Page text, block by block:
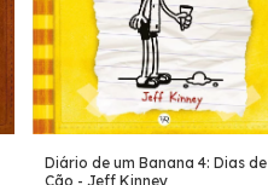
Diário de um Banana 4: Dias de
Cão - Jeff Kinney